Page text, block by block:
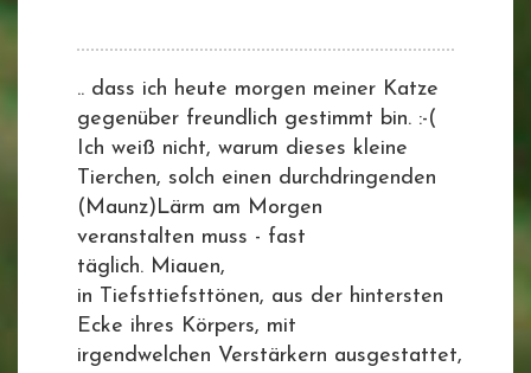
.. dass ich heute morgen meiner Katze
gegenüber freundlich gestimmt bin. :-(
Ich weiß nicht, warum dieses kleine
Tierchen, solch einen durchdringenden
(Maunz)Lärm am Morgen
veranstalten muss - fast
täglich. Miauen,
in Tiefsttiefsttönen, aus der hintersten
Ecke ihres Körpers, mit
irgendwelchen Verstärkern ausgestattet,